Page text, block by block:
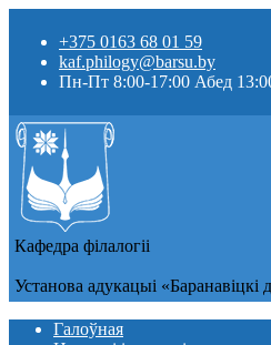
+375 0163 68 01 59
kaf.philogy@barsu.by
Пн-Пт 8:00-17:00 Абед
Кафедра фiлалогii
Установа адукацыi «Баранавіцкі
Галоўная